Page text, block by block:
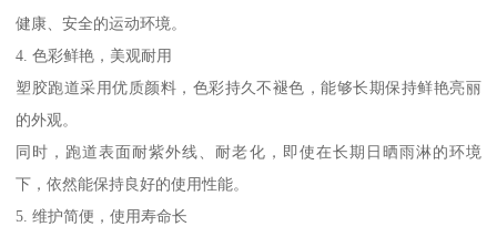
健康、安全的运动环境。
4. 色彩鲜艳，美观耐用
塑胶跑道采用优质颜料，色彩持久不褪色，能够长期保持鲜艳亮丽
的外观。
同时，跑道表面耐紫外线、耐老化，即使在长期日晒雨淋的环境
下，依然能保持良好的使用性能。
5. 维护简便，使用寿命长